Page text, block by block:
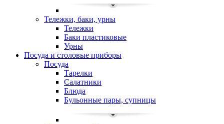
Тележки, баки, урны
Тележки
Баки пластиковые
Урны
Посуда и столовые приборы
Посуда
Тарелки
Салатники
Блюда
Бульонные пары, супницы